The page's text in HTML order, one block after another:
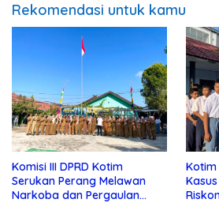
Rekomendasi untuk kamu
Komisi III DPRD Kotim
Serukan Perang Melawan
Narkoba dan Pergaulan